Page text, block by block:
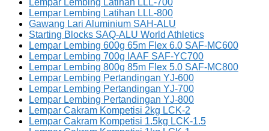
Lempar Lembing Latihan LLL-700
Lempar Lembing Latihan LLL-800
Gawang Lari Aluminium SAH-ALU
Starting Blocks SAQ-ALU World Athletics
Lempar Lembing 600g 65m Flex 6.0 SAF-MC600
Lempar Lembing 700g IAAF SAF-YC700
Lempar Lembing 800g 85m Flex 5.0 SAF-MC800
Lempar Lembing Pertandingan YJ-600
Lempar Lembing Pertandingan YJ-700
Lempar Lembing Pertandingan YJ-800
Lempar Cakram Kompetisi 2kg LCK-2
Lempar Cakram Kompetisi 1.5kg LCK-1.5